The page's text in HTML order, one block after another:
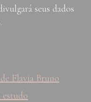
seus dados
Flavia Bruno